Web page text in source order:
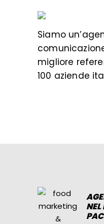
Siamo un’
migliore
100 aziende